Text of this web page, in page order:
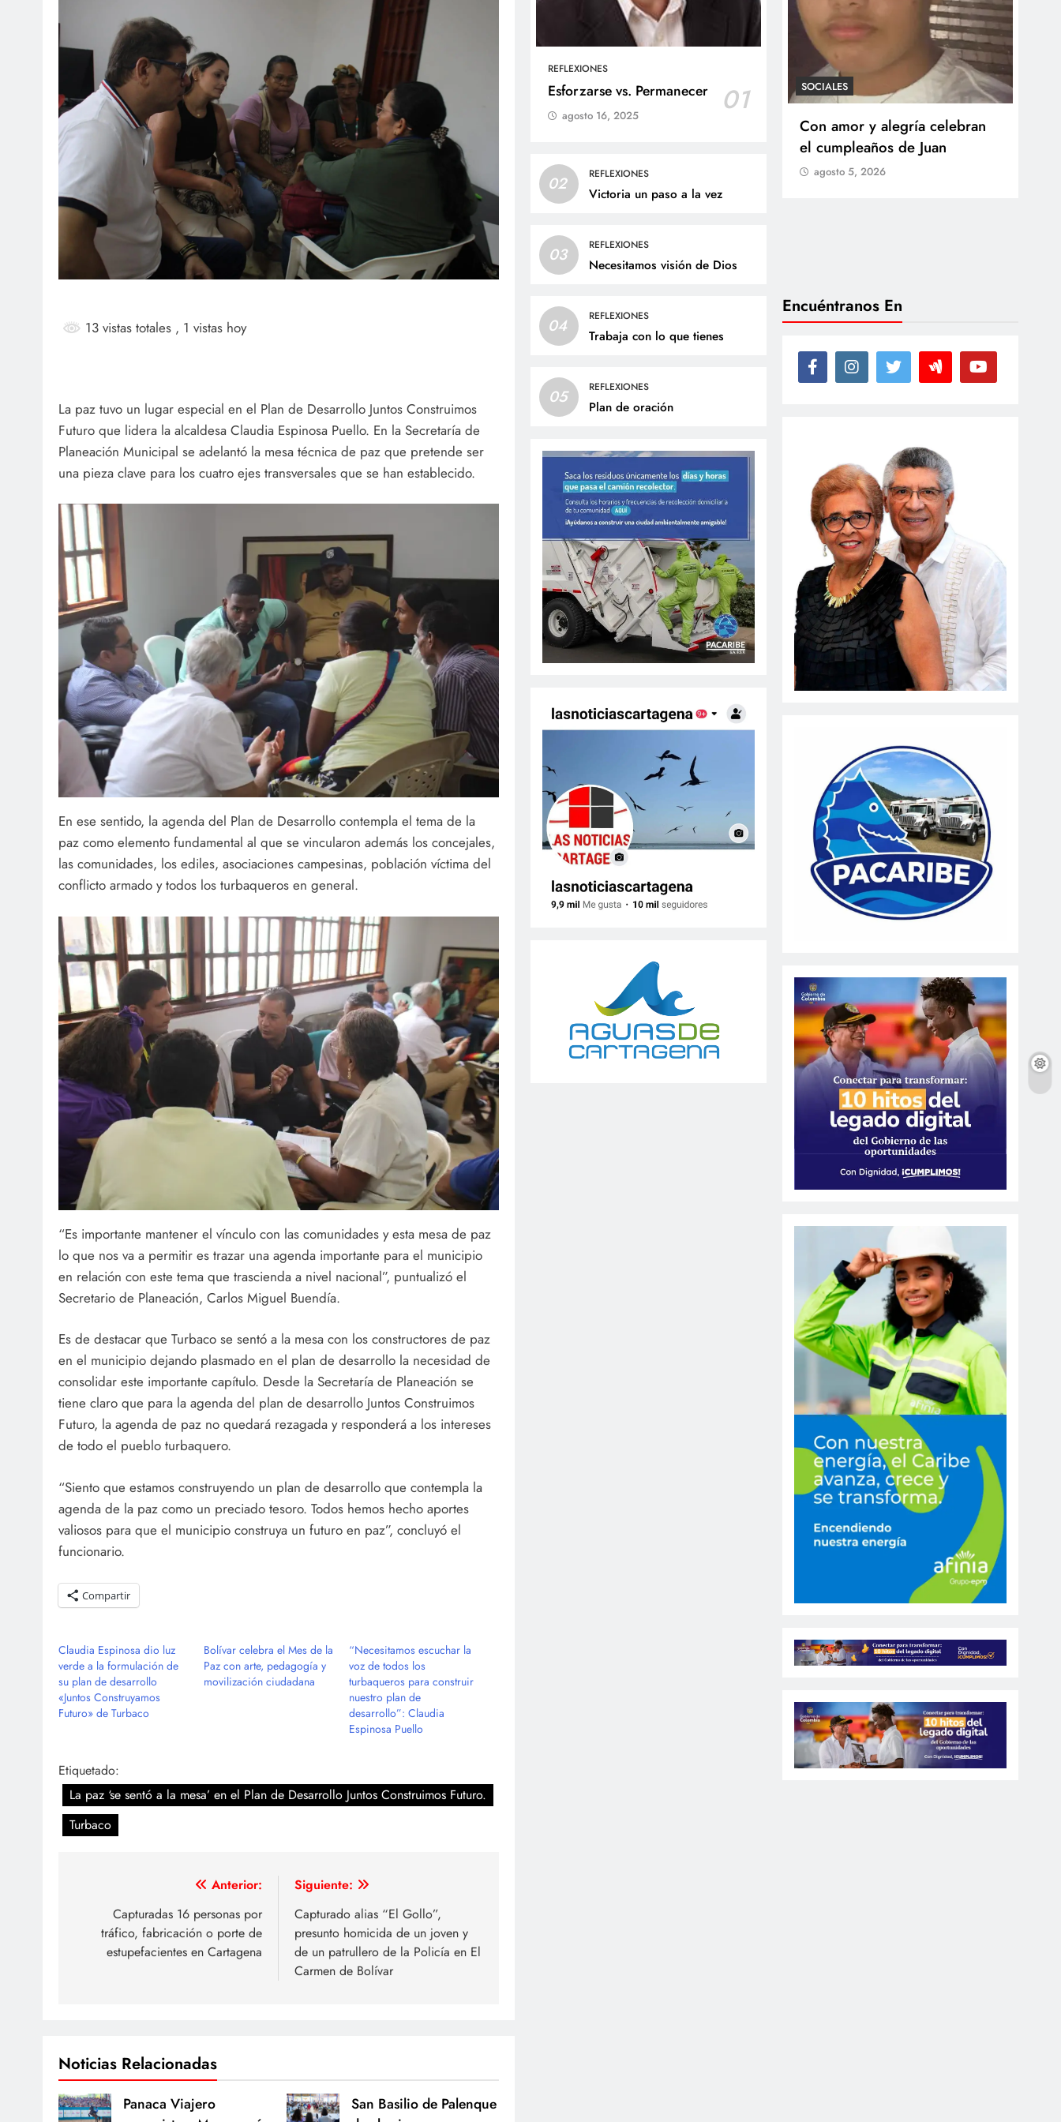
REFLEXIONES
Esforzarse vs. Permanecer 01
agosto 16, 2025
02 REFLEXIONES
Victoria un paso a la vez
03 REFLEXIONES
Necesitamos visión de Dios
04 REFLEXIONES
Trabaja con lo que tienes
05 REFLEXIONES
Plan de oración
13 vistas totales , 1 vistas hoy
La paz tuvo un lugar especial en el Plan de Desarrollo Juntos Construimos
Futuro que lidera la alcaldesa Claudia Espinosa Puello. En la Secretaría de
Planeación Municipal se adelantó la mesa técnica de paz que pretende ser
una pieza clave para los cuatro ejes transversales que se han establecido.
En ese sentido, la agenda del Plan de Desarrollo contempla el tema de la
paz como elemento fundamental al que se vincularon además los concejales,
las comunidades, los ediles, asociaciones campesinas, población víctima del
conflicto armado y todos los turbaqueros en general.
“Es importante mantener el vínculo con las comunidades y esta mesa de paz
lo que nos va a permitir es trazar una agenda importante para el municipio
en relación con este tema que trascienda a nivel nacional”, puntualizó el
Secretario de Planeación, Carlos Miguel Buendía.
Es de destacar que Turbaco se sentó a la mesa con los constructores de paz
en el municipio dejando plasmado en el plan de desarrollo la necesidad de
consolidar este importante capítulo. Desde la Secretaría de Planeación se
tiene claro que para la agenda del plan de desarrollo Juntos Construimos
Futuro, la agenda de paz no quedará rezagada y responderá a los intereses
de todo el pueblo turbaquero.
“Siento que estamos construyendo un plan de desarrollo que contempla la
agenda de la paz como un preciado tesoro. Todos hemos hecho aportes
valiosos para que el municipio construya un futuro en paz”, concluyó el
funcionario.
Compartir
Claudia Espinosa dio luz
verde a la formulación de
su plan de desarrollo
«Juntos Construyamos
Futuro» de Turbaco
Bolívar celebra el Mes de la
Paz con arte, pedagogía y
movilización ciudadana
“Necesitamos escuchar la
voz de todos los
turbaqueros para construir
nuestro plan de
desarrollo”: Claudia
Espinosa Puello
Etiquetado:
La paz ‘se sentó a la mesa’ en el Plan de Desarrollo Juntos Construimos Futuro.
Turbaco
entradas
Anterior:
Capturadas 16 personas por
tráfico, fabricación o porte de
estupefacientes en Cartagena
Siguiente:
Capturado alias “El Gollo”,
presunto homicida de un joven y
de un patrullero de la Policía en El
Carmen de Bolívar
Noticias Relacionadas
Panaca Viajero
San Basilio de Palenque
SOCIALES
¡Feliz cumpleaños para doña
Marta Luz López!
SOCIALES
Jaime Andrés Bejarano Castillo
bautismo este domingo
agosto 5, 2026
SOCIALES
Con amor y alegría celebran
el cumpleaños de Juan
agosto 5, 2026
Encuéntranos En